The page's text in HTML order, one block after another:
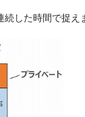
した時間で捉え